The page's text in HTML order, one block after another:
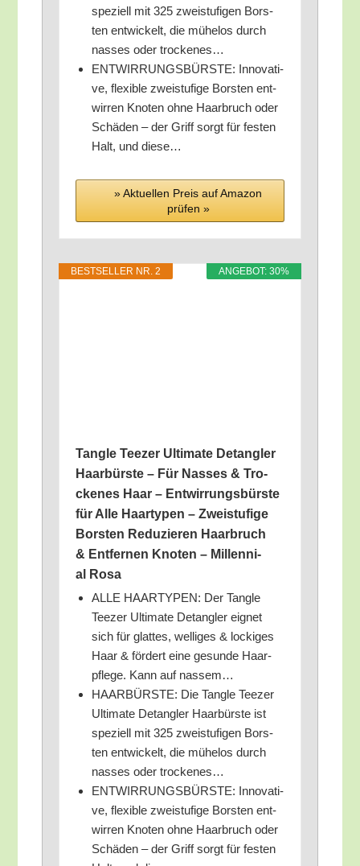
spe­zi­ell mit 325 zwei­stu­fi­gen Bors­
ten ent­wi­ckelt, die mühe­los durch
nas­ses oder trockenes…
ENTWIRRUNGSBÜRSTE: Inno­va­ti­
ve, fle­xi­ble zwei­stu­fi­ge Bors­ten ent­
wir­ren Kno­ten ohne Haar­bruch oder
Schä­den – der Griff sorgt für fes­ten
Halt, und diese…
» Aktu­el­len Preis auf Ama­zon
prü­fen »
ANGE­BOT: 30%
BEST­SEL­LER NR. 2
Tang­le Tee­zer Ulti­ma­te Detang­ler
Haar­bürs­te – Für Nas­ses & Tro­
cke­nes Haar – Ent­wir­rungs­bürs­te
für Alle Haar­ty­pen – Zwei­stu­fi­ge
Bors­ten Redu­zie­ren Haar­bruch
& Ent­fer­nen Kno­ten – Mil­len­ni­
al Rosa
ALLE HAARTYPEN: Der Tang­le
Tee­zer Ulti­ma­te Detang­ler eig­net
sich für glat­tes, wel­li­ges & locki­ges
Haar & för­dert eine gesun­de Haar­
pfle­ge. Kann auf nassem…
HAARBÜRSTE: Die Tang­le Tee­zer
Ulti­ma­te Detang­ler Haar­bürs­te ist
spe­zi­ell mit 325 zwei­stu­fi­gen Bors­
ten ent­wi­ckelt, die mühe­los durch
nas­ses oder trockenes…
ENTWIRRUNGSBÜRSTE: Inno­va­ti­
ve, fle­xi­ble zwei­stu­fi­ge Bors­ten ent­
wir­ren Kno­ten ohne Haar­bruch oder
Schä­den – der Griff sorgt für fes­ten